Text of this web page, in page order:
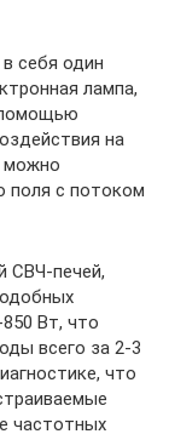
себя один
лампа,
на
можно
поля с потоком
СВЧ-печей,
Вт, что
всего за 2-3
что
частотных